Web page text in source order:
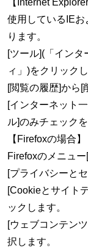
【Internet
使用しているIE
ります。
[ツール](「イン
ィ」)をクリックし
[閲覧の履歴]から[
[インターネット
ル]のみチェック
【Firefoxの場合】
Firefoxのメニュ
[プライバシーと
[Cookieとサイト
ックします。
[ウェブコンテン
択します。